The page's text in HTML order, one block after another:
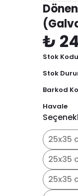
₺
Stok Kodu
Stok
Barkod
Havale
25x35
25x35
25x35